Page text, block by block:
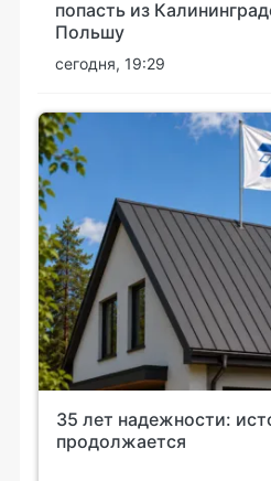
попасть из
Польшу
сегодня, 19:29
35 лет надежности:
продолжается